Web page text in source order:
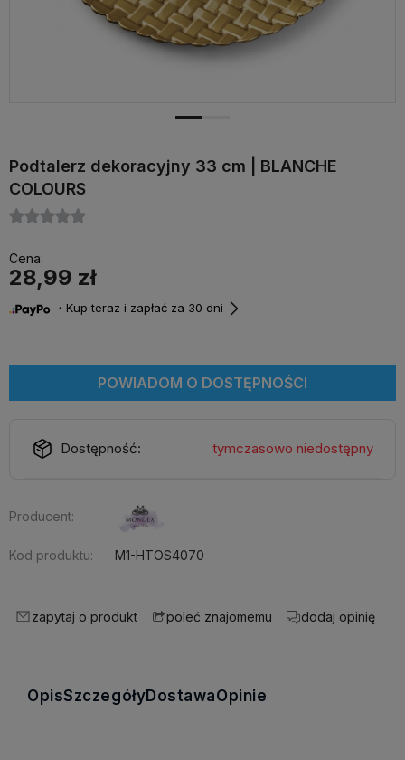
Podtalerz dekoracyjny 33 cm | BLANCHE
COLOURS
Cena:
28,99 zł
・Kup teraz i zapłać za 30 dni
POWIADOM O DOSTĘPNOŚCI
Dostępność: tymczasowo niedostępny
Producent:
Kod produktu: M1-HTOS4070
zapytaj o produkt poleć znajomemu dodaj opinię
OpisSzczegółyDostawaOpinie